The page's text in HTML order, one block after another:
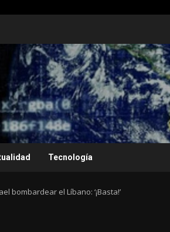
Tecnología
bombardear el Líbano: ‘¡Basta!’